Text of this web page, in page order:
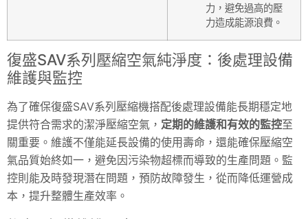
力，避免過高的壓
力造成能源浪費。
復盛SAV系列壓縮空氣純淨度：後處理設備
維護與監控
為了確保復盛SAV系列壓縮機搭配後處理設備能長期穩定地
提供符合需求的潔淨壓縮空氣， 定期的維護和有效的監控至
關重要。維護不僅能延長設備的使用壽命，還能確保壓縮空
氣品質始終如一，避免因污染物超標而導致的生產問題。監
控則能及時發現潛在問題，預防故障發生，從而降低運營成
本，提升整體生產效率。